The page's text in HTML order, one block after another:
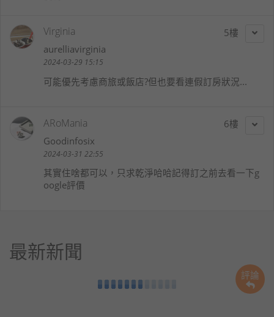
評論
5
Virginia
aurelliavirginia
2024-03-29 15:15
可能優先考慮商旅或飯店?但也要看連假訂房狀況...
6
ARoMania
Goodinfosix
2024-03-31 22:55
其實住啥都可以，只求乾淨哈哈記得訂之前去看一下g
oogle評價
最新新聞